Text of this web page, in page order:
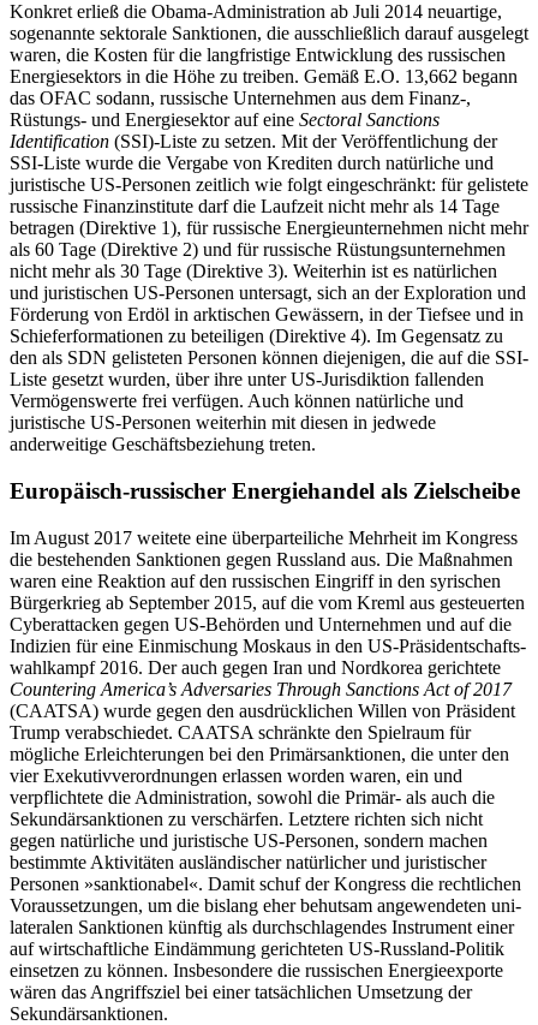
Konkret erließ die Obama-Adminis­tration ab Juli 2014 neuartige,
sogenannte sekto­rale Sanktionen, die ausschließlich darauf ausgelegt
waren, die Kosten für die lang­fristige Entwicklung des russischen
Energie­sektors in die Höhe zu treiben. Gemäß E.O. 13,662 begann
das OFAC so­dann, russische Unternehmen aus dem Finanz-,
Rüstungs- und Energiesektor auf eine Sectoral Sanctions
Identification (SSI)-Liste zu setzen. Mit der Veröffentlichung der
SSI-Liste wurde die Vergabe von Krediten durch natürliche und
juris­tische US-Personen zeitlich wie folgt eingeschränkt: für gelistete
russische Finanz­institute darf die Lauf­zeit nicht mehr als 14 Tage
betragen (Direktive 1), für russische Energieunternehmen nicht mehr
als 60 Tage (Direktive 2) und für russische Rüstungs­unternehmen
nicht mehr als 30 Tage (Di­rek­tive 3). Weiterhin ist es natürlichen
und juristischen US-Per­sonen untersagt, sich an der Exploration und
Förderung von Erdöl in arktischen Ge­wässern, in der Tiefsee und in
Schieferformationen zu beteiligen (Direk­tive 4). Im Gegensatz zu
den als SDN gelis­teten Personen können diejenigen, die auf die SSI-
Liste gesetzt wurden, über ihre unter US-Jurisdiktion fallenden
Vermögenswerte frei verfügen. Auch können natürliche und
juristische US-Personen weiterhin mit diesen in jedwede
anderweitige Geschäftsbeziehung treten.
Europäisch-russischer Energiehandel als Zielscheibe
Im August 2017 weitete eine überparteiliche Mehr­heit im Kongress
die bestehenden Sank­tionen gegen Russland aus. Die Maß­nahmen
waren eine Reaktion auf den rus­sischen Eingriff in den syrischen
Bürgerkrieg ab September 2015, auf die vom Kreml aus gesteuerten
Cyberattacken gegen US-Behörden und Unter­nehmen und auf die
Indizien für eine Einmischung Moskaus in den US-Präsidentschafts­
wahlkampf 2016. Der auch gegen Iran und Nordkorea gerich­tete
Countering America’s Adversaries Through Sanctions Act of 2017
(CAATSA) wurde gegen den ausdrücklichen Willen von Präsident
Trump verabschiedet. CAATSA schränkte den Spielraum für
mögliche Erleichterungen bei den Primärsanktionen, die unter den
vier Exekutivverordnungen erlassen worden waren, ein und
verpflichtete die Administration, sowohl die Primär- als auch die
Sekundärsanktionen zu verschärfen. Letztere richten sich nicht
gegen natürliche und juristische US-Perso­nen, sondern machen
bestimmte Aktivitäten ausländischer natür­licher und juristischer
Personen »sanktionabel«. Damit schuf der Kongress die recht­lichen
Voraussetzungen, um die bislang eher behutsam angewendeten uni­
lateralen Sanktionen künf­tig als durchschlagendes Instrument einer
auf wirtschaft­liche Eindämmung gerichteten US-Russ­land-Politik
einsetzen zu können. Insbeson­dere die russischen Energieexporte
wären das Angriffsziel bei einer tatsächlichen Umset­zung der
Sekundärsanktionen.